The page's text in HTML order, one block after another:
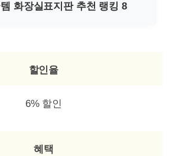
화장실표지판 추천 랭킹 8
할인율
6% 할인
혜택